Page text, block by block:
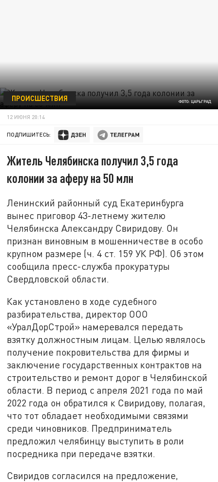
ФОТО: ЦАРЬГРАД
ПРОИСШЕСТВИЯ
12 ИЮНЯ 20:14
ПОДПИШИТЕСЬ:
Житель Челябинска получил 3,5 года
колонии за аферу на 50 млн
Ленинский районный суд Екатеринбурга
вынес приговор 43-летнему жителю
Челябинска Александру Свиридову. Он
признан виновным в мошенничестве в особо
крупном размере (ч. 4 ст. 159 УК РФ). Об этом
сообщила пресс-служба прокуратуры
Свердловской области.
Как установлено в ходе судебного
разбирательства, директор ООО
«УралДорСтрой» намеревался передать
взятку должностным лицам. Целью являлось
получение покровительства для фирмы и
заключение государственных контрактов на
строительство и ремонт дорог в Челябинской
области. В период с апреля 2021 года по май
2022 года он обратился к Свиридову, полагая,
что тот обладает необходимыми связями
среди чиновников. Предприниматель
предложил челябинцу выступить в роли
посредника при передаче взятки.
Свиридов согласился на предложение,